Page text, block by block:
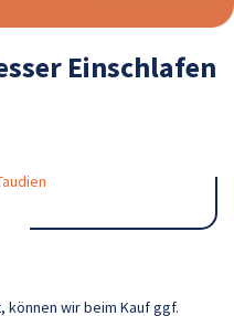
Einschlafen
können wir beim Kauf ggf.